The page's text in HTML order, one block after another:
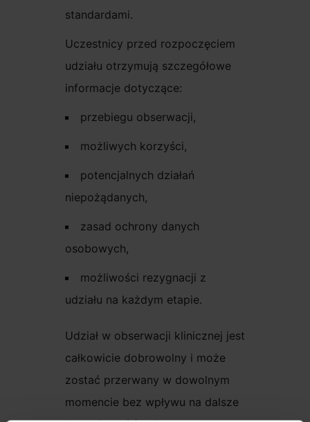
standardami.
Uczestnicy przed rozpoczęciem
udziału otrzymują szczegółowe
informacje dotyczące:
przebiegu obserwacji,
możliwych korzyści,
potencjalnych działań
niepożądanych,
zasad ochrony danych
osobowych,
możliwości rezygnacji z
udziału na każdym etapie.
Udział w obserwacji klinicznej jest
całkowicie dobrowolny i może
zostać przerwany w dowolnym
momencie bez wpływu na dalsze